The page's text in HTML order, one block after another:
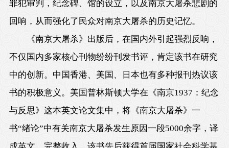
罪犯审判，纪念碑、馆的设立，以及南京大屠杀悲剧的
回响，从而强化了民众对南京大屠杀的历史记忆。
《南京大屠杀》出版后，在国内外引起强烈反响，
不仅国内多家核心刊物纷纷刊发书评，肯定该书在研究
中的创新。中国香港、美国、日本也有多种报刊热议该
书的积极意义。美国普林斯顿大学在《南京1937：纪念
与反思》这本英文论文集中，将《南京大屠杀》一
书“绪论”中有关南京大屠杀发生原因一段5000余字，译